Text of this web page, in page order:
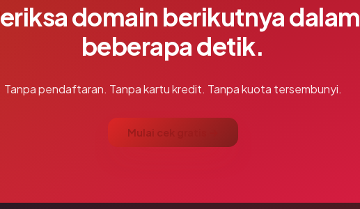
domain berikutnya dalam
beberapa detik.
Tanpa pendaftaran. Tanpa kartu kredit. Tanpa kuota tersembunyi.
Mulai cek gratis →